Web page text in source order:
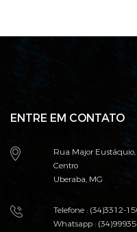
ENTRE EM CONTATO
Rua Major
Centro
Uberaba, MG
Telefone : (34)3312-
Whatsapp :